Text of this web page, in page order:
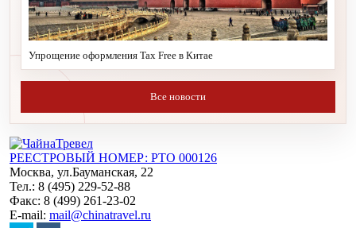
Упрощение оформления Tax Free в Китае
Все новости
РЕЕСТРОВЫЙ НОМЕР: РТО 000126
Москва, ул.Бауманская, 22
Тел.: 8 (495) 229-52-88
Факс: 8 (499) 261-23-02
E-mail: mail@chinatravel.ru